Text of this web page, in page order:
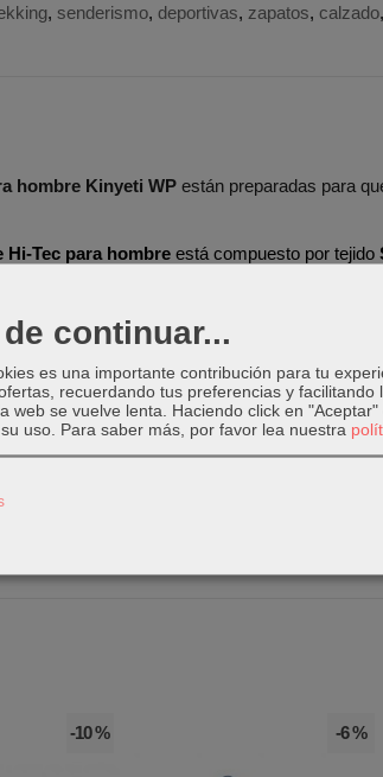
senderismo deportivas zapatos calzado
hombre Kinyeti WP están preparadas para
Hi-Tec para hombre está compuesto por tejido
de Hi-Tec para chico Kinyetilleva espuma
Hi-Tec Kinyeti
-10 % -6 %
continuar...
es una importante contribución para tu
recuerdando tus preferencias y facilitando
web se vuelve lenta. Haciendo click en
uso. Para saber más, por favor lea nuestra